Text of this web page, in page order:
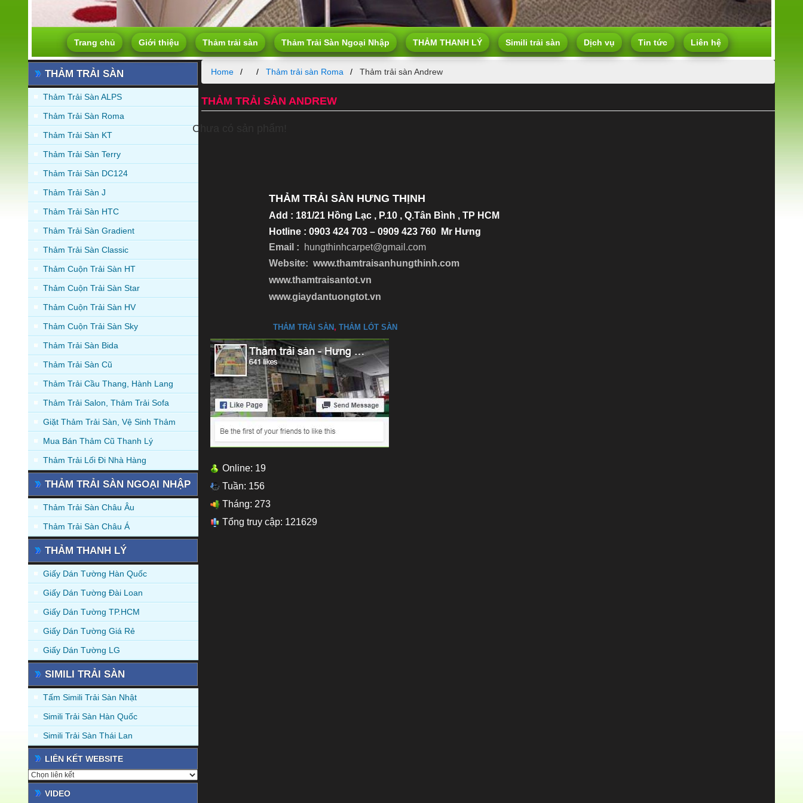
Trang chủ Giới thiệu Thảm trải sàn Thảm Trải Sàn Ngoại Nhập THẢM THANH LÝ Simili trải sàn Dịch vụ Tin tức Liên hệ
THẢM TRẢI SÀN
Thảm Trải Sàn ALPS
Thảm Trải Sàn Roma
Thảm Trải Sàn KT
Thảm Trải Sàn Terry
Thảm Trải Sàn DC124
Thảm Trải Sàn J
Thảm Trải Sàn HTC
Thảm Trải Sàn Gradient
Thảm Trải Sàn Classic
Thảm Cuộn Trải Sàn HT
Thảm Cuộn Trải Sàn Star
Thảm Cuộn Trải Sàn HV
Thảm Cuộn Trải Sàn Sky
Thảm Trải Sàn Bida
Thảm Trải Sàn Cũ
Thảm Trải Cầu Thang, Hành Lang
Thảm Trải Salon, Thảm Trải Sofa
Giặt Thảm Trải Sàn, Vệ Sinh Thảm
Mua Bán Thảm Cũ Thanh Lý
Thảm Trải Lối Đi Nhà Hàng
THẢM TRẢI SÀN NGOẠI NHẬP
Thảm Trải Sàn Châu Âu
Thảm Trải Sàn Châu Á
THẢM THANH LÝ
Giấy Dán Tường Hàn Quốc
Giấy Dán Tường Đài Loan
Giấy Dán Tường TP.HCM
Giấy Dán Tường Giá Rẻ
Giấy Dán Tường LG
SIMILI TRẢI SÀN
Tấm Simili Trải Sàn Nhật
Simili Trải Sàn Hàn Quốc
Simili Trải Sàn Thái Lan
LIÊN KẾT WEBSITE
VIDEO
Home Thảm trải sàn Roma Thảm trải sàn Andrew
THẢM TRẢI SÀN ANDREW
Chưa có sản phẩm!
THẢM TRẢI SÀN HƯNG THỊNH
Add : 181/21 Hồng Lạc , P.10 , Q.Tân Bình , TP HCM
Hotline : 0903 424 703 – 0909 423 760 Mr Hưng
Email :
hungthinhcarpet@gmail.com
Website: www.thamtraisanhungthinh.com
www.thamtraisantot.vn
www.giaydantuongtot.vn
THẢM TRẢI SÀN, THẢM LÓT SÀN
Online: 19
Tuần: 156
Tháng: 273
Tổng truy cập: 121629